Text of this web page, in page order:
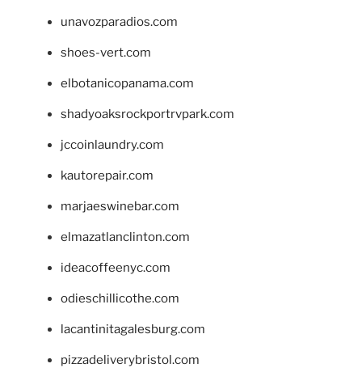
unavozparadios.com
shoes-vert.com
elbotanicopanama.com
shadyoaksrockportrvpark.com
jccoinlaundry.com
kautorepair.com
marjaeswinebar.com
elmazatlanclinton.com
ideacoffeenyc.com
odieschillicothe.com
lacantinitagalesburg.com
pizzadeliverybristol.com